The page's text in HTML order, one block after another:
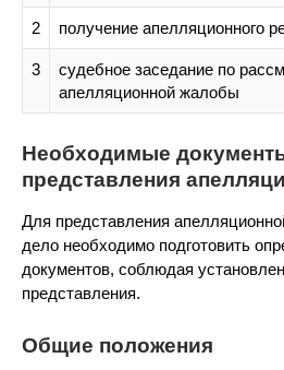
2 получение апелляционного
3
судебное заседание по
апелляционной жалобы
Необходимые
представления
Для представления
дело необходимо подготовить
документов, соблюдая
представления.
Общие положения